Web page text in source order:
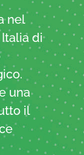
nel
di
una
il